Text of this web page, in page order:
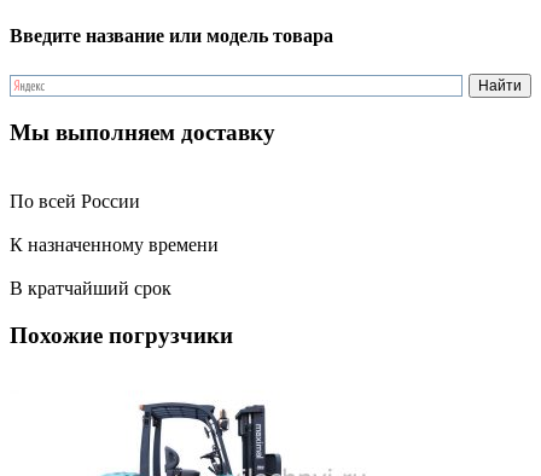
Введите название или модель товара
Мы выполняем доставку
По всей России
К назначенному времени
В кратчайший срок
Похожие погрузчики